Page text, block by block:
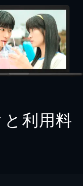
利用料